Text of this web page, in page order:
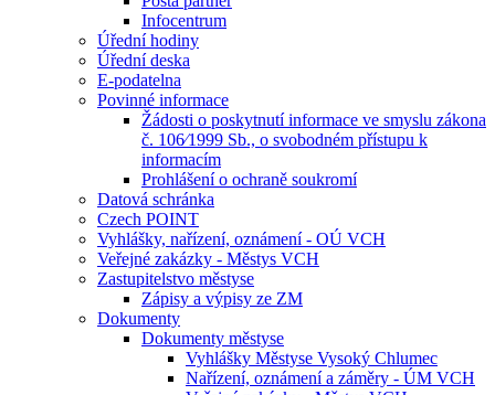
Infocentrum
Úřední hodiny
Úřední deska
E-podatelna
Povinné informace
Žádosti o poskytnutí informace ve smyslu zákona
č. 106⁄1999 Sb., o svobodném přístupu k
informacím
Prohlášení o ochraně soukromí
Datová schránka
Czech POINT
Vyhlášky, nařízení, oznámení - OÚ VCH
Veřejné zakázky - Městys VCH
Zastupitelstvo městyse
Zápisy a výpisy ze ZM
Dokumenty
Dokumenty městyse
Vyhlášky Městyse Vysoký Chlumec
Nařízení, oznámení a záměry - ÚM VCH